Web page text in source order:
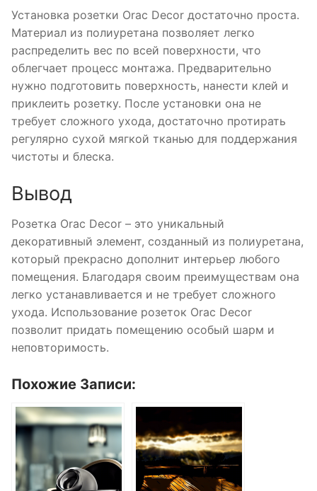
Установка розетки Orac Decor достаточно проста.
Материал из полиуретана позволяет легко
распределить вес по всей поверхности, что
облегчает процесс монтажа. Предварительно
нужно подготовить поверхность, нанести клей и
приклеить розетку. После установки она не
требует сложного ухода, достаточно протирать
регулярно сухой мягкой тканью для поддержания
чистоты и блеска.
Вывод
Розетка Orac Decor – это уникальный
декоративный элемент, созданный из полиуретана,
который прекрасно дополнит интерьер любого
помещения. Благодаря своим преимуществам она
легко устанавливается и не требует сложного
ухода. Использование розеток Orac Decor
позволит придать помещению особый шарм и
неповторимость.
Похожие Записи: